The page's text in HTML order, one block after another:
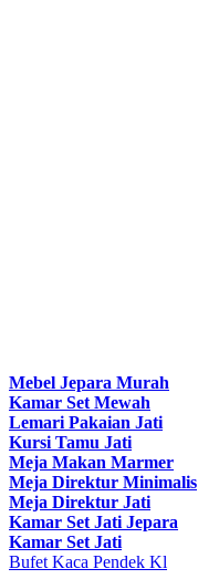
Mebel Jepara Murah
Kamar Set Mewah
Lemari Pakaian Jati
Kursi Tamu Jati
Meja Makan Marmer
Meja Direktur Minimalis
Meja Direktur Jati
Kamar Set Jati Jepara
Kamar Set Jati
Bufet Kaca Pendek Kl